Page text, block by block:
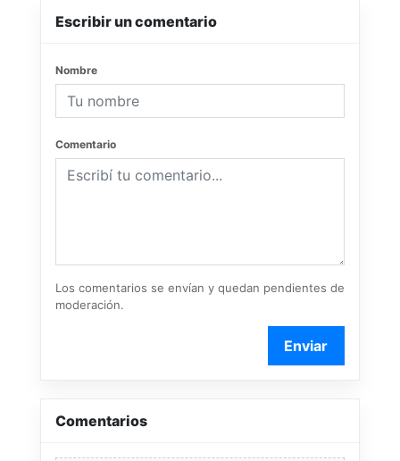
Escribir un comentario
Nombre
Comentario
Los comentarios se envían y quedan pendientes de
moderación.
Enviar
Comentarios